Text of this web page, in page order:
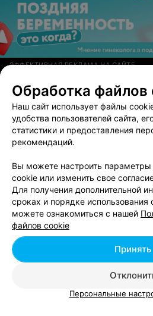
ЭФФЕКТИВНАЯ РЕКЛАМА НА САЙТЕ
Вам будет интересно
Ремонт компьютеров и
Ремонт компьютеров и
Академия наук
Ремонт компьютеров возле
Обработка файлов
Наш сайт использует файлы
удобства пользователей сайта,
статистики и предоставления
рекомендаций.
Вы можете настроить параметры
cookie или изменить свое
Для получения дополнительной
сроках и порядке
можете ознакомиться с нашей
файлов cookie
Принять
Персональные